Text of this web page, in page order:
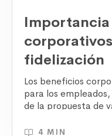
fidelización
Los beneficios
para los
de la propuesta de
beneficios
4 MIN